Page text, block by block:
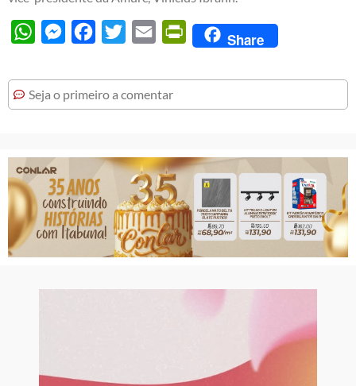
WhatsAppMessengerFacebook
Twitter Email PrintFriendly
Share
Seja o primeiro a comentar